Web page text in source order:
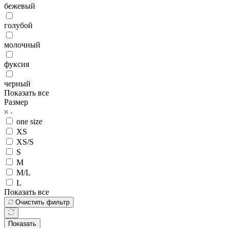
бежевый
голубой
молочный
фуксия
черный
Показать все
Размер
one size
XS
XS/S
S
M
M/L
L
Показать все
Очистить фильтр
Показать